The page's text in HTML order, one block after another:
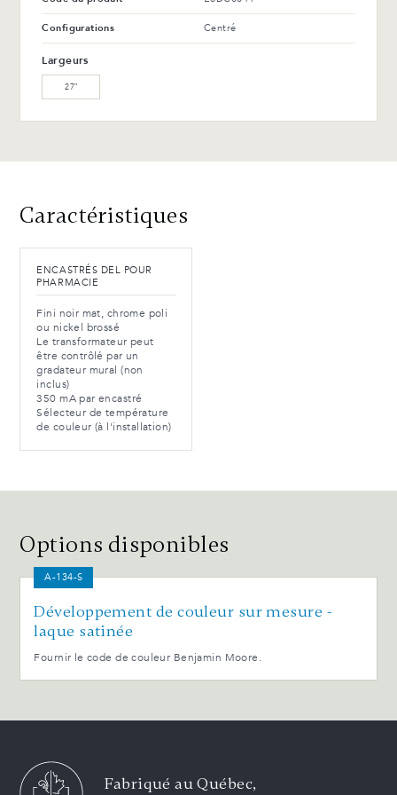
Avantages et entretien
Configurations Centré
Largeurs
27″
Caractéristiques
ENCASTRÉS DEL POUR
PHARMACIE
Fini noir mat, chrome poli
ou nickel brossé
Le transformateur peut
être contrôlé par un
gradateur mural (non
inclus)
350 mA par encastré
Sélecteur de température
de couleur (à l'installation)
Options disponibles
A-134-S
Développement de couleur sur mesure -
laque satinée
Fournir le code de couleur Benjamin Moore.
Fabriqué au Québec,